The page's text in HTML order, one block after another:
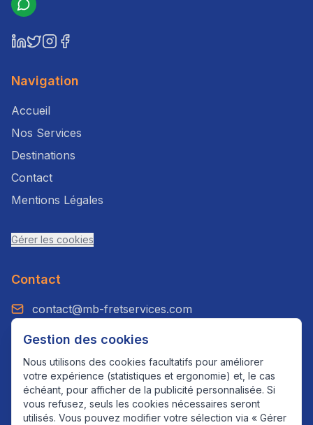
Navigation
Accueil
Nos Services
Destinations
Contact
Mentions Légales
Gérer les cookies
Contact
contact@mb-fretservices.com
+33 7 49 23 55 39
WhatsApp: +33 7 49 23 55 39
Paris, France
Gestion des cookies
Nous utilisons des cookies facultatifs pour améliorer
votre expérience (statistiques et ergonomie) et, le cas
échéant, pour afficher de la publicité personnalisée. Si
vous refusez, seuls les cookies nécessaires seront
utilisés. Vous pouvez modifier votre sélection via « Gérer